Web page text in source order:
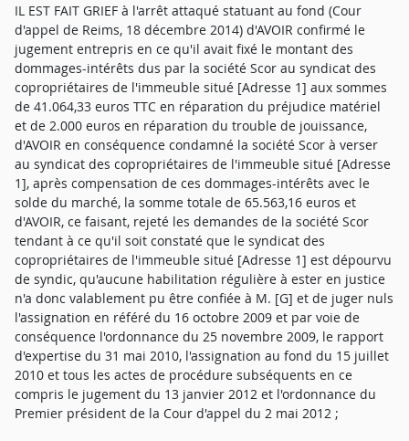
IL EST FAIT GRIEF à l'arrêt attaqué statuant au fond (Cour
d'appel de Reims, 18 décembre 2014) d'AVOIR confirmé le
jugement entrepris en ce qu'il avait fixé le montant des
dommages-intérêts dus par la société Scor au syndicat des
copropriétaires de l'immeuble situé [Adresse 1] aux sommes
de 41.064,33 euros TTC en réparation du préjudice matériel
et de 2.000 euros en réparation du trouble de jouissance,
d'AVOIR en conséquence condamné la société Scor à verser
au syndicat des copropriétaires de l'immeuble situé [Adresse
1], après compensation de ces dommages-intérêts avec le
solde du marché, la somme totale de 65.563,16 euros et
d'AVOIR, ce faisant, rejeté les demandes de la société Scor
tendant à ce qu'il soit constaté que le syndicat des
copropriétaires de l'immeuble situé [Adresse 1] est dépourvu
de syndic, qu'aucune habilitation régulière à ester en justice
n'a donc valablement pu être confiée à M. [G] et de juger nuls
l'assignation en référé du 16 octobre 2009 et par voie de
conséquence l'ordonnance du 25 novembre 2009, le rapport
d'expertise du 31 mai 2010, l'assignation au fond du 15 juillet
2010 et tous les actes de procédure subséquents en ce
compris le jugement du 13 janvier 2012 et l'ordonnance du
Premier président de la Cour d'appel du 2 mai 2012 ;